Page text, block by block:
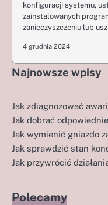
konfiguracji systemu,
zainstalowanych
zanieczyszczeniu lub
4 grudnia 2024
Najnowsze wpisy
Jak zdiagnozować
Jak dobrać
Jak wymienić gniazdo
Jak sprawdzić stan
Jak przywrócić
Polecamy